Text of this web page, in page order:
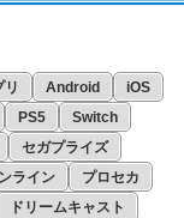
リ Android
iOS
PS5
Switch
セガプライズ
ライン
プロセカ
ドリームキャスト